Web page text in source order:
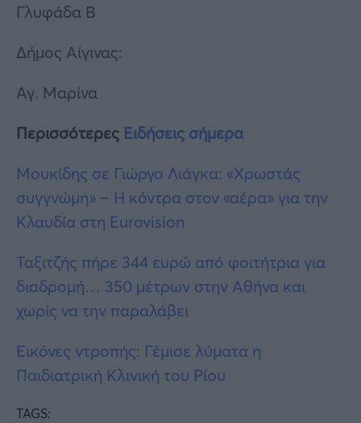
Γλυφάδα Β
Δήμος Αίγινας:
Αγ. Μαρίνα
Περισσότερες Ειδήσεις σήμερα
Μουκίδης σε Γιώργο Λιάγκα: «Χρωστάς
συγγνώμη» – Η κόντρα στον «αέρα» για την
Κλαυδία στη Eurovision
Ταξιτζής πήρε 344 ευρώ από φοιτήτρια για
διαδρομή… 350 μέτρων στην Αθήνα και
χωρίς να την παραλάβει
Εικόνες ντροπής: Γέμισε λύματα η
Παιδιατρική Κλινική του Ρίου
TAGS: